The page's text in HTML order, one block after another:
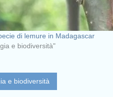
di lemure in Madagascar
e biodiversità"
e biodiversità